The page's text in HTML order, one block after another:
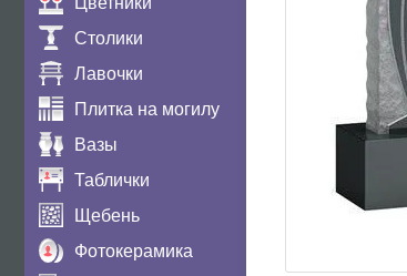
Столики
Лавочки
Плитка на могилу
Вазы
Таблички
Щебень
Фотокерамика